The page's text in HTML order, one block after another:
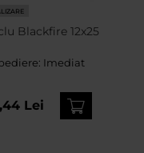
Blackfire 12x25
Imediat
Lei